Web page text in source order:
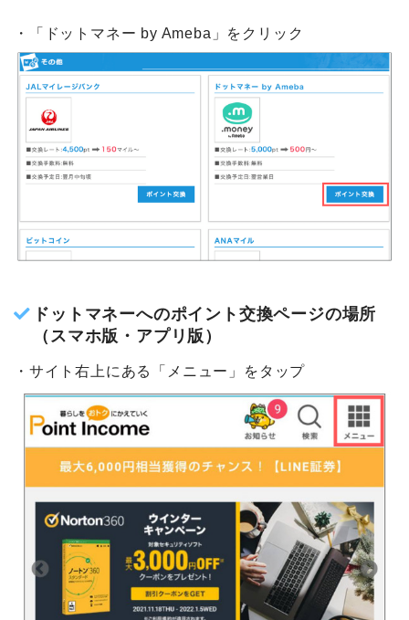
・「ドットマネー by Ameba」をクリック
ドットマネーへのポイント交換ページの場所
（スマホ版・アプリ版）
・サイト右上にある「メニュー」をタップ